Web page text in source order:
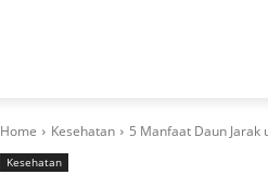
Home Kesehatan 5 Manfaat Daun Jarak
Kesehatan